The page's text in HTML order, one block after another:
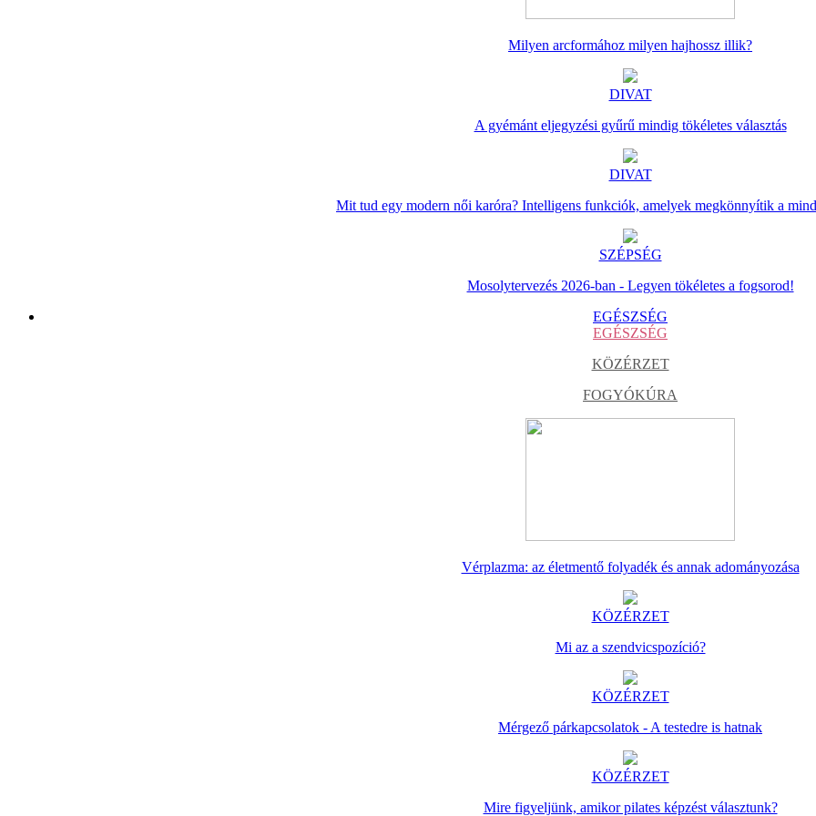
Milyen arcformához milyen hajhossz illik?
DIVAT
A gyémánt eljegyzési gyűrű mindig tökéletes választás
DIVAT
Mit tud egy modern női karóra? Intelligens funkciók, amelyek megkönnyítik a
SZÉPSÉG
Mosolytervezés 2026-ban - Legyen tökéletes a fogsorod!
EGÉSZSÉG
EGÉSZSÉG
KÖZÉRZET
FOGYÓKÚRA
Vérplazma: az életmentő folyadék és annak adományozása
KÖZÉRZET
Mi az a szendvicspozíció?
KÖZÉRZET
Mérgező párkapcsolatok - A testedre is hatnak
KÖZÉRZET
Mire figyeljünk, amikor pilates képzést választunk?